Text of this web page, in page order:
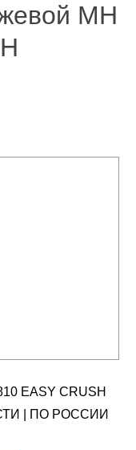
MH
EASY CRUSH
| ПО РОССИИ